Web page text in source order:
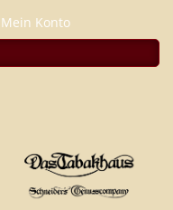
Mein Konto